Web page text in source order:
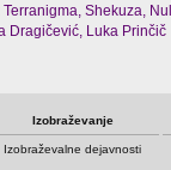
Shekuza,
Dragičević, Luka Prinčič
Izobraževanje
Izobraževalne dejavnosti